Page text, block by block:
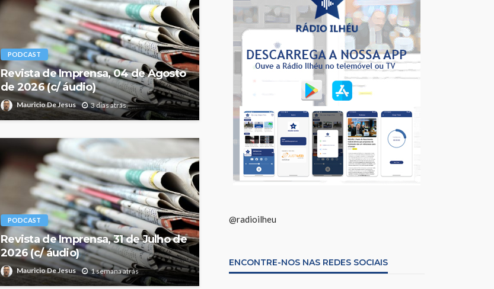
PODCAST
Revista de Imprensa, 04 de Agosto
de 2026 (c/ áudio)
Mauricio De Jesus 3 dias atrás
PODCAST
Revista de Imprensa, 31 de Julho de
2026 (c/ áudio)
Mauricio De Jesus 1 semana atrás
@radioilheu
ENCONTRE-NOS NAS REDES SOCIAIS